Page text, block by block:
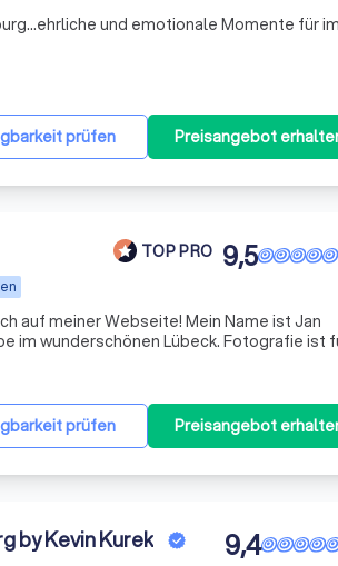
und emotionale Momente für
prüfen Preisangebot
TOP PRO 9,5
Webseite! Mein Name ist Jan
im wunderschönen Lübeck. Fotografie ist
Kreativität, Technik und vor allem auch
prüfen
Preisangebot
by Kevin Kurek 9,4